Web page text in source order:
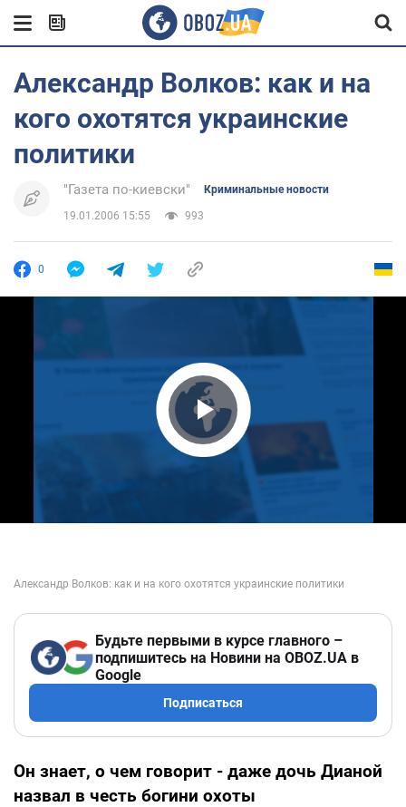
Александр Волков: как и на
кого охотятся украинские
политики
"Газета по-киевски" Криминальные новости
19.01.2006 15:55 993
0
Play Video
Будьте первыми в курсе главного –
подпишитесь на Новини на OBOZ.UA в
Google
Подписаться
Он знает, о чем говорит - даже дочь Дианой
назвал в честь богини охоты